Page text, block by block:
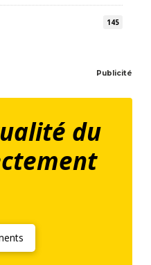
145
Publicité
du